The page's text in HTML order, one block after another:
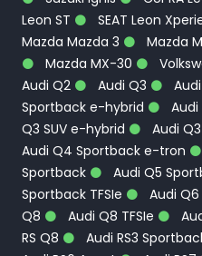
Leon ST
SEAT Leon
Mazda Mazda 3
Mazda
Mazda MX-30
Audi Q2
Audi Q3
Sportback e-hybrid
Audi
Q3 SUV e-hybrid
Audi Q3
Audi Q4 Sportback e-tron
Sportback
Audi Q5
Sportback TFSIe
Audi
Q8
Audi Q8 TFSIe
RS Q8
Audi RS3